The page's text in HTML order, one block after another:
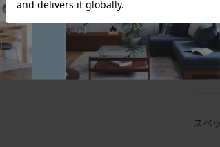
【オ
ミが
取り
スペ